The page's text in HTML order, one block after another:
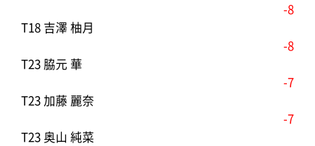
-8
T18 吉澤 柚月
-8
T23 脇元 華
-7
T23 加藤 麗奈
-7
T23 奥山 純菜